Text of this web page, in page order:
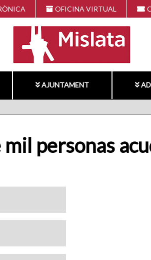
OFICINA VIRTUAL
AJUNTAMENT
mil personas